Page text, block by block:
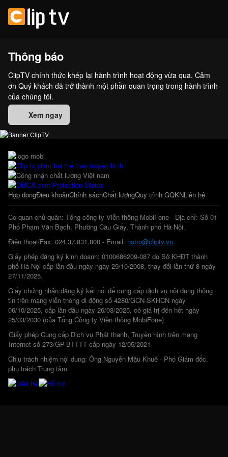
Thông báo
ClipTV chính thức khép lại hành trình hoạt động vừa qua. Cảm
ơn Quý khách đã trở thành một phần quan trọng trong hành trình
của chúng tôi.
Xem ngay
Hợp đồngĐiều khoảnChính sáchChất lượngQuy trình GQKNLiên hệ
Cơ quan chủ quản: Tổng công ty Viễn thông MobiFone - Địa chỉ: Số 01
Phố Phạm Văn Bạch, Phường Cầu Giấy, Thành phố Hà Nội.
Điện thoại/Fax: 024.37.831.800 - Email: hotro@cliptv.vn
Giấy phép đăng ký kinh doanh: 0100686209-087 do Sở KHĐT thành
phố Hà Nội cấp lần đầu ngày ngày 29/10/2008, thay đổi lần thứ 8 ngày
27/11/2025.
Giấy chứng nhận đăng ký kết nối để cung cấp dịch vụ nội dung thông
tin trên mạng viễn thông di động số 4280/GCN-SKHCN ngày
06/10/2025, cấp lần đầu ngày 26/03/2025, có giá trị đến hết ngày
25/03/2030 (của Tổng Công ty Viễn thông MobiFone)
Giấy phép Cung cấp Dịch vụ Phát thanh, Truyền hình trên mạng
Internet số 273/GP-BTTTT cấp ngày 12/05/2021
Chịu trách nhiệm nội dung: Ông Nguyễn Mậu Khuê - Phó Giám đốc,
phụ trách Trung tâm